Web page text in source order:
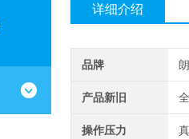
详细介绍
品牌
产品新旧
操作压力